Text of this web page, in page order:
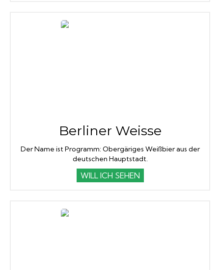
Berliner Weisse
Der Name ist Programm: Obergäriges Weißbier aus der
deutschen Hauptstadt.
WILL ICH SEHEN